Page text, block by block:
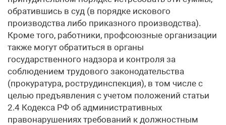
обратившись в суд (в порядке искового
производства либо приказного производства).
Кроме того, работники, профсоюзные организации
также могут обратиться в органы
государственного надзора и контроля за
соблюдением трудового законодательства
(прокуратура, рострудинспекция), в том числе с
целью предъявления с учетом положений статьи
2.4 Кодекса РФ об административных
правонарушениях требований к должностным